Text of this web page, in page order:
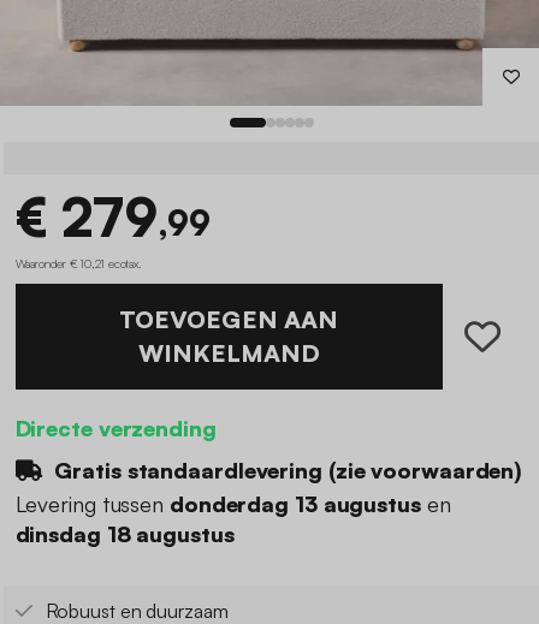
€ 279,99
Waaronder € 10,21 ecotax
TOEVOEGEN AAN
WINKELMAND
Directe verzending
Gratis standaardlevering (zie voorwaarden)
Levering tussen donderdag 13 augustusen
dinsdag 18 augustus
Robuust en duurzaam